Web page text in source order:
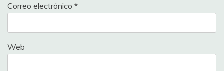
Correo electrónico *
Web